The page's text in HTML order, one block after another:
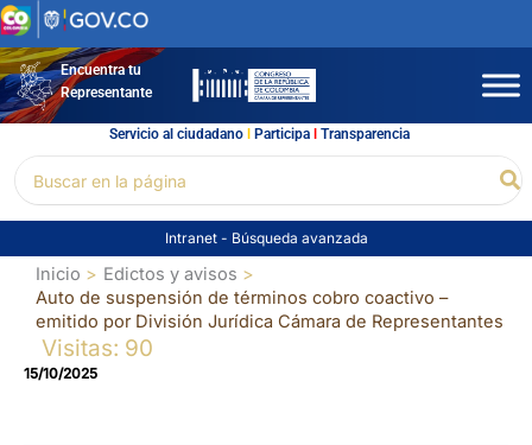
Ir
al
contenidoEncuentra tu
Representante
Servicio al ciudadano l Participal Transparencia
por:
Intranet - Búsqueda avanzada
Inicio
Edictos y avisos
Auto de suspensión de términos cobro coactivo –
emitido por División Jurídica Cámara de Representantes
Visitas: 90
15/10/2025